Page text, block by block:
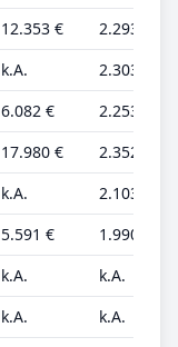
12.353 €
2.293 €
k.A.
2.303 €
6.082 €
2.253 €
17.980 €
2.352 €
k.A.
2.103 €
5.591 €
1.990 €
k.A.
k.A.
k.A. k.A.